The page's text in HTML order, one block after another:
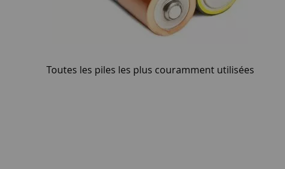
Toutes les piles les plus couramment utilisées